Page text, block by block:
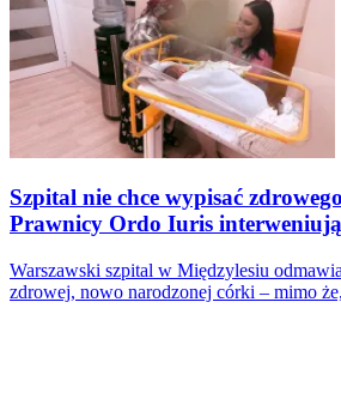
Szpital nie chce wypisać
Prawnicy Ordo Iuris
Warszawski szpital w Międzylesiu
zdrowej, nowo narodzonej córki – mimo